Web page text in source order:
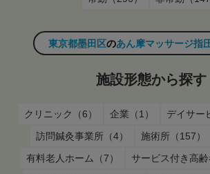
東京都墨田区のあん摩マッサージ指
施設形態から探す
クリニック（6） 企業（1）
デイサー
訪問鍼灸事業所（4）
施術所（157）
有料老人ホーム（7）
サービス付き高齢